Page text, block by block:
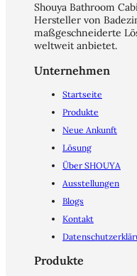
Shouya Bathroom
Hersteller von
maßgeschneiderte
weltweit anbietet.
Unternehmen
Startseite
Produkte
Neue Ankunft
Lösung
Über SHOUYA
Ausstellungen
Blogs
Kontakt
Produkte